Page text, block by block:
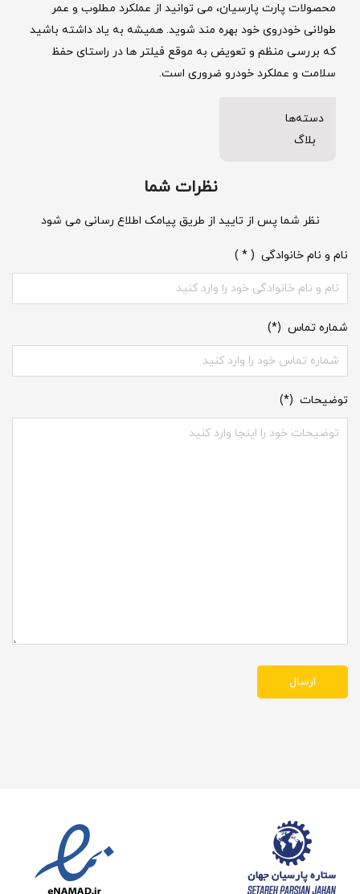
محصولات پارت پارسیان، می ‌توانید از عملکرد مطلوب و عمر
طولانی خودروی خود بهره‌ مند شوید. همیشه به یاد داشته باشید
که بررسی منظم و تعویض به موقع فیلتر ها در راستای حفظ
سلامت و عملکرد خودرو ضروری است.
دسته‌ها
بلاگ
نظرات شما
نظر شما پس از تایید از طریق پیامک اطلاع رسانی می شود
نام و نام خانوادگی ( * )
شماره تماس (*)
توضیحات (*)